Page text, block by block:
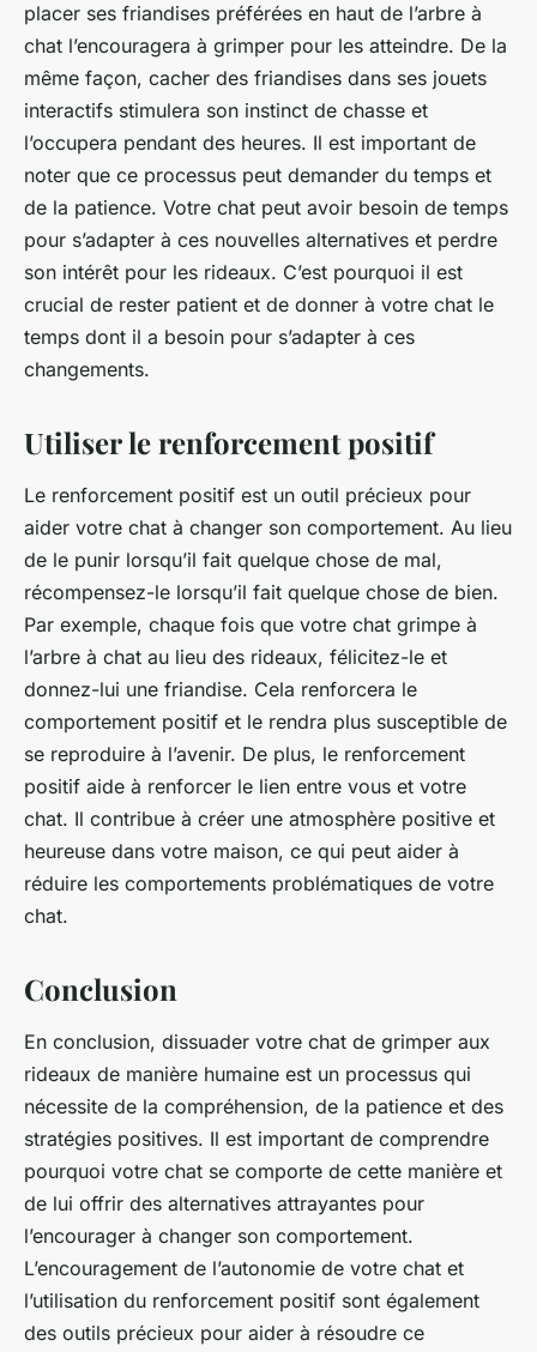
placer ses friandises préférées en haut de l’arbre à
chat l’encouragera à grimper pour les atteindre. De la
même façon, cacher des friandises dans ses jouets
interactifs stimulera son instinct de chasse et
l’occupera pendant des heures. Il est important de
noter que ce processus peut demander du temps et
de la patience. Votre chat peut avoir besoin de temps
pour s’adapter à ces nouvelles alternatives et perdre
son intérêt pour les rideaux. C’est pourquoi il est
crucial de rester patient et de donner à votre chat le
temps dont il a besoin pour s’adapter à ces
changements.
Utiliser le renforcement positif
Le renforcement positif est un outil précieux pour
aider votre chat à changer son comportement. Au lieu
de le punir lorsqu’il fait quelque chose de mal,
récompensez-le lorsqu’il fait quelque chose de bien.
Par exemple, chaque fois que votre chat grimpe à
l’arbre à chat au lieu des rideaux, félicitez-le et
donnez-lui une friandise. Cela renforcera le
comportement positif et le rendra plus susceptible de
se reproduire à l’avenir. De plus, le renforcement
positif aide à renforcer le lien entre vous et votre
chat. Il contribue à créer une atmosphère positive et
heureuse dans votre maison, ce qui peut aider à
réduire les comportements problématiques de votre
chat.
Conclusion
En conclusion, dissuader votre chat de grimper aux
rideaux de manière humaine est un processus qui
nécessite de la compréhension, de la patience et des
stratégies positives. Il est important de comprendre
pourquoi votre chat se comporte de cette manière et
de lui offrir des alternatives attrayantes pour
l’encourager à changer son comportement.
L’encouragement de l’autonomie de votre chat et
l’utilisation du renforcement positif sont également
des outils précieux pour aider à résoudre ce